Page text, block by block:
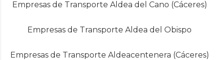
Empresas de Transporte Aldea del Cano (Cáceres)
Empresas de Transporte Aldea del Obispo
Empresas de Transporte Aldeacentenera (Cáceres)